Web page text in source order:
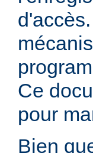
Ce
pour
Bien